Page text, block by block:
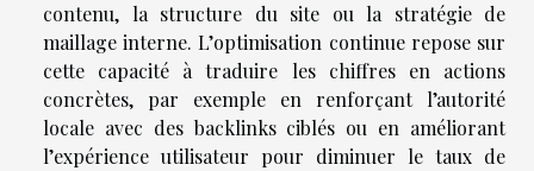
contenu, la structure du site ou la stratégie de
maillage interne. L’optimisation continue repose sur
cette capacité à traduire les chiffres en actions
concrètes, par exemple en renforçant l’autorité
locale avec des backlinks ciblés ou en améliorant
l’expérience utilisateur pour diminuer le taux de